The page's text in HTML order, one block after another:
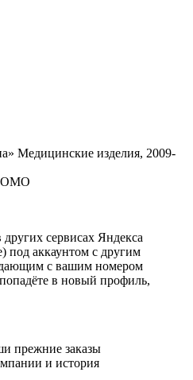
Медицинские изделия, 2009-
сервисах Яндекса
под аккаунтом с другим
с вашим номером
в новый профиль,
прежние заказы
и история